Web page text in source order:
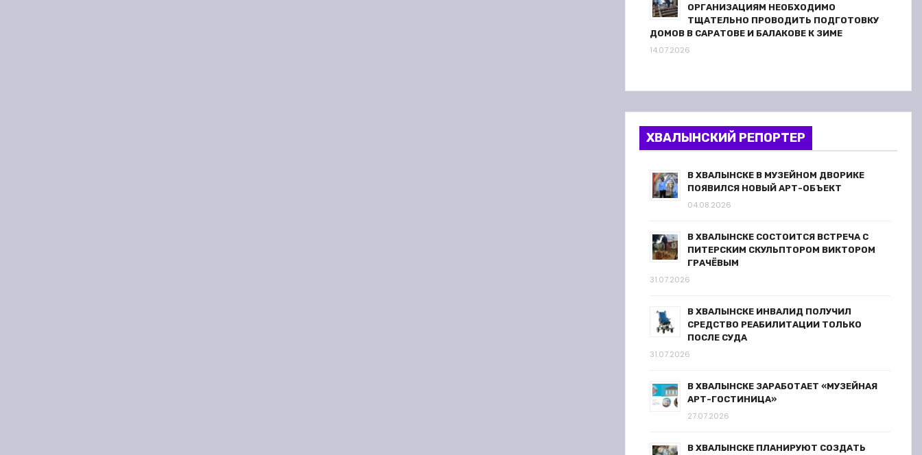
ОРГАНИЗАЦИЯМ НЕОБХОДИМО
ТЩАТЕЛЬНО ПРОВОДИТЬ ПОДГОТОВКУ
ДОМОВ В САРАТОВЕ И БАЛАКОВЕ К ЗИМЕ
14.07.2026
ХВАЛЫНСКИЙ РЕПОРТЕР
В ХВАЛЫНСКЕ В МУЗЕЙНОМ ДВОРИКЕ
ПОЯВИЛСЯ НОВЫЙ АРТ-ОБЪЕКТ
04.08.2026
В ХВАЛЫНСКЕ СОСТОИТСЯ ВСТРЕЧА С
ПИТЕРСКИМ СКУЛЬПТОРОМ ВИКТОРОМ
ГРАЧЁВЫМ
31.07.2026
В ХВАЛЫНСКЕ ИНВАЛИД ПОЛУЧИЛ
СРЕДСТВО РЕАБИЛИТАЦИИ ТОЛЬКО
ПОСЛЕ СУДА
31.07.2026
В ХВАЛЫНСКЕ ЗАРАБОТАЕТ «МУЗЕЙНАЯ
АРТ-ГОСТИНИЦА»
27.07.2026
В ХВАЛЫНСКЕ ПЛАНИРУЮТ СОЗДАТЬ